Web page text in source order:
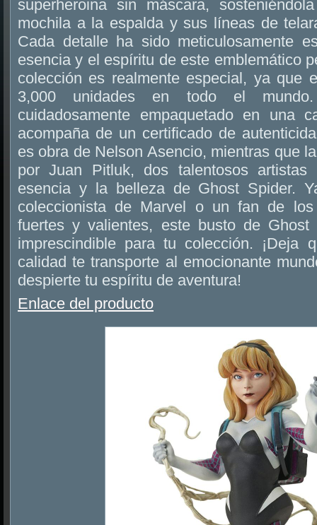
superheroina sin máscara,
mochila a la espalda y sus líneas de
Cada detalle ha sido meticulosamente
esencia y el espíritu de este emblemático
colección es realmente especial, ya que
3,000 unidades en todo el
cuidadosamente empaquetado en una
acompaña de un certificado de
es obra de Nelson Asencio, mientras que
por Juan Pitluk, dos talentosos
esencia y la belleza de Ghost Spider.
coleccionista de Marvel o un fan de los
fuertes y valientes, este busto de
imprescindible para tu colección. ¡Deja
calidad te transporte al emocionante
despierte tu espíritu de aventura!
Enlace del producto